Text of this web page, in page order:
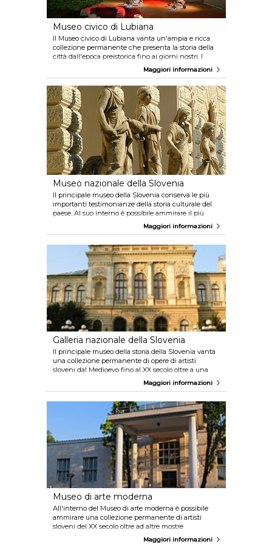
Museo civico di Lubiana
Il Museo civico di Lubiana vanta un'ampia e ricca
collezione permanente che presenta la storia della
città dall'epoca preistorica fino ai giorni nostri. I
sotterranei ospitano i resti archeologici della strada
romana che un tempo attraversava l'edificio del
museo. Il museo gestisce inoltre due parchi
archeologici che custodiscono i resti di Emona.
Maggiori informazioni
Museo nazionale della Slovenia
Il principale museo della Slovenia conserva le più
importanti testimonianze della storia culturale del
paese. Al suo interno è possibile ammirare il più
antico strumento musicale del mondo (il flauto di
Divje Babe che vanta una storia di 60.000 anni), i
patrimonio dell'umanità, un lapidario con pietre
tombali romane e altri importanti reperti
appartenenti a diverse epoche storiche.
Maggiori informazioni
Galleria nazionale della Slovenia
Il principale museo della storia della Slovenia vanta
una collezione permanente di opere di artisti
sloveni dal Medioevo fino al XX secolo oltre a una
collezione di dipinti di pittori europei. La Galleria
nazionale della Slovenia custodisce inoltre
(fontana del Robba), la cui copia è situata davanti al
palazzo del Municipio.
Maggiori informazioni
Museo di arte moderna
All'interno del Museo di arte moderna è possibile
ammirare una collezione permanente di artisti
sloveni del XX secolo oltre ad altre mostre
temporanee. Dal 2010 una parte della collezione del
Maggiori informazioni